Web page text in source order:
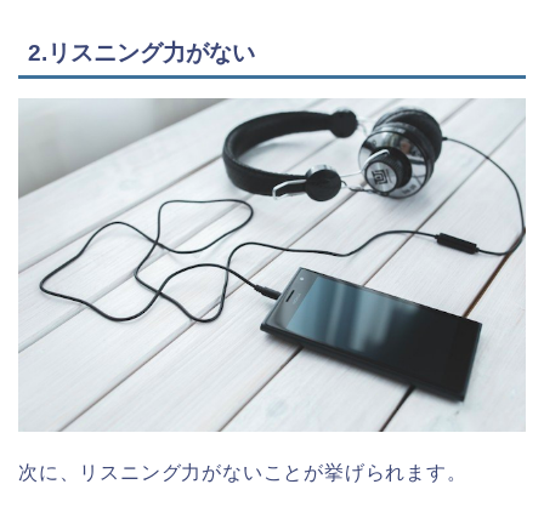
2.リスニング力がない
次に、リスニング力がないことが挙げられます。